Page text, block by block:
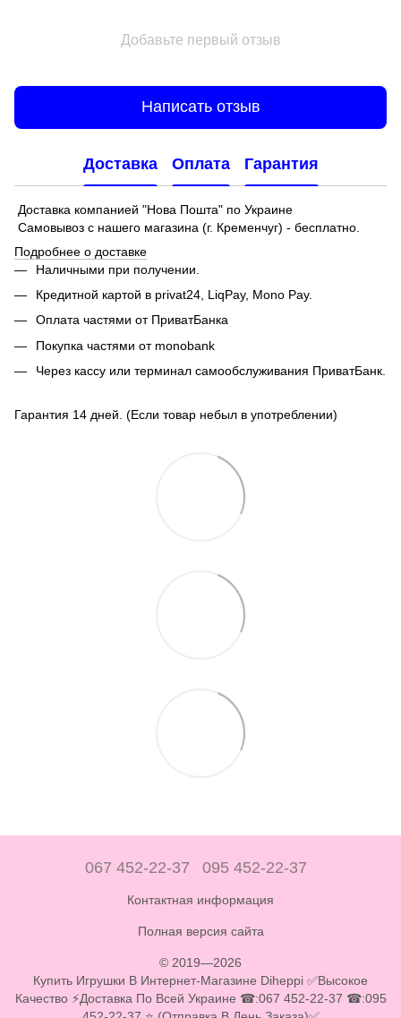
Добавьте первый отзыв
Написать отзыв
Доставка Оплата Гарантия
Доставка компанией "Нова Пошта" по Украине
Самовывоз с нашего магазина (г. Кременчуг) - бесплатно.
Подробнее о доставке
Наличными при получении.
Кредитной картой в privat24, LiqPay, Mono Pay.
Оплата частями от ПриватБанка
Покупка частями от monobank
Через кассу или терминал самообслуживания ПриватБанк.
Гарантия 14 дней. (Если товар небыл в употреблении)
067 452-22-37 095 452-22-37
Контактная информация
Полная версия сайта
© 2019—2026
Купить Игрушки В Интернет-Магазине Diheppi ✅Высокое
Качество ⚡Доставка По Всей Украине ☎:067 452-22-37 ☎:095